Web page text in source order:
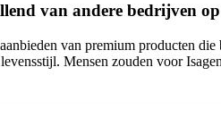
van andere bedrijven
van premium producten
Mensen zouden voor